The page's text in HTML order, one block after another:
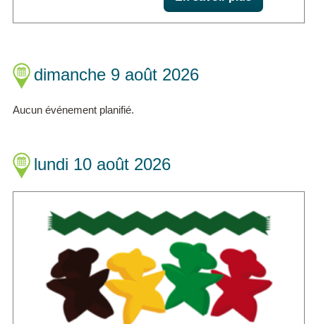
dimanche 9 août 2026
Aucun événement planifié.
lundi 10 août 2026